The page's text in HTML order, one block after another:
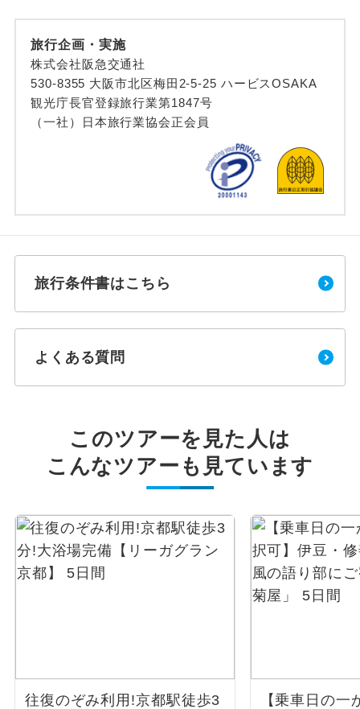
旅行企画・実施
株式会社阪急交通社
530-8355 大阪市北区梅田2-5-25 ハービスOSAKA
観光庁長官登録旅行業第1847号
（一社）日本旅行業協会正会員
旅行条件書はこちら
よくある質問
このツアーを見た人は
こんなツアーも見ています
往復のぞみ利用!京都駅徒歩3
【乗車日の一